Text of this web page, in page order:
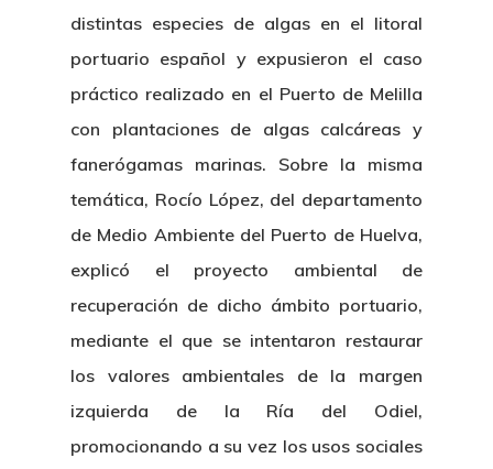
distintas especies de algas en el litoral
portuario español y expusieron el caso
práctico realizado en el Puerto de Melilla
con plantaciones de algas calcáreas y
fanerógamas marinas. Sobre la misma
temática, Rocío López, del departamento
de Medio Ambiente del Puerto de Huelva,
explicó el proyecto ambiental de
recuperación de dicho ámbito portuario,
mediante el que se intentaron restaurar
los valores ambientales de la margen
izquierda de la Ría del Odiel,
promocionando a su vez los usos sociales